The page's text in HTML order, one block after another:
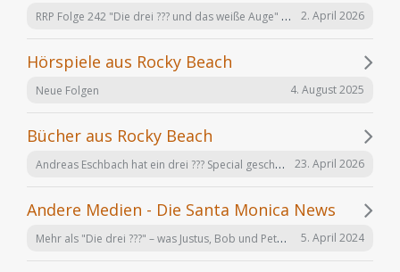
RRP Folge 242 "Die drei ??? und das weiße Auge" am 02.12. in Karlsruhe 2. April 2026
Hörspiele aus Rocky Beach
Neue Folgen 4. August 2025
Bücher aus Rocky Beach
Andreas Eschbach hat ein drei ??? Special geschrieben: "Die Auferstehung" 23. April 2026
Andere Medien - Die Santa Monica News
Mehr als "Die drei ???" – was Justus, Bob und Peter auch noch tun 5. April 2024